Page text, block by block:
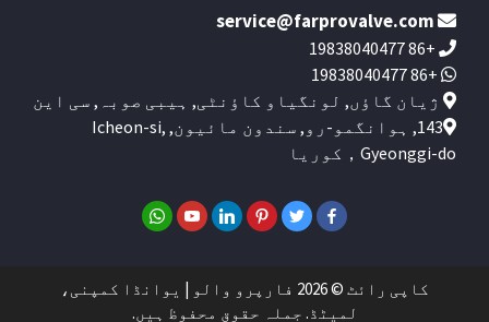
service@farprovalve.com
+86 19838040477
+86 19838040477
ژیان گاؤں, لونگیاو کاؤنٹی, ہیبی صوبہ, سی این
143, ہوانگمو-رو, سندون مائیون, Icheon-si,
Gyeonggi-do，کوریا
کاپی رائٹ © 2026 فارپرو والو | یوانڈا کمپنی،
لمیٹڈ. جملہ حقوق محفوظ ہیں.